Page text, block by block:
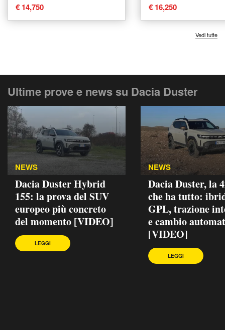
€ 14,750 € 16,250
Vedi tutte
Ultime prove e news su Dacia Duster
NEWS
Dacia Duster Hybrid
155: la prova del SUV
europeo più concreto
del momento [VIDEO]
LEGGI
NEWS
Dacia Duster, la
che ha tutto:
GPL, trazione
e cambio
[VIDEO]
LEGGI